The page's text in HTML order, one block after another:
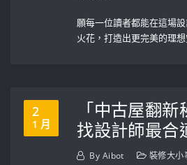
願每一位讀者都能在這場
火花，打造出更完美的理想
2
1 月
「中古屋翻
找設計師最合
By Aibot 裝修大小